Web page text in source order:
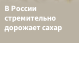
В России
стремительно
дорожает сахар